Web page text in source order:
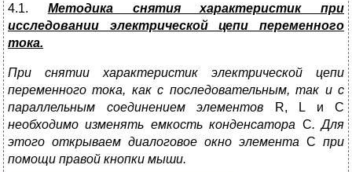
4.1. Методика снятия характеристик при
исследовании электрической цепи переменного
тока.
При снятии характеристик электрической цепи
переменного тока, как с последовательным, так и с
параллельным соединением элементов R, L и C
необходимо изменять емкость конденсатора С. Для
этого открываем диалоговое окно элемента С при
помощи правой кнопки мыши.